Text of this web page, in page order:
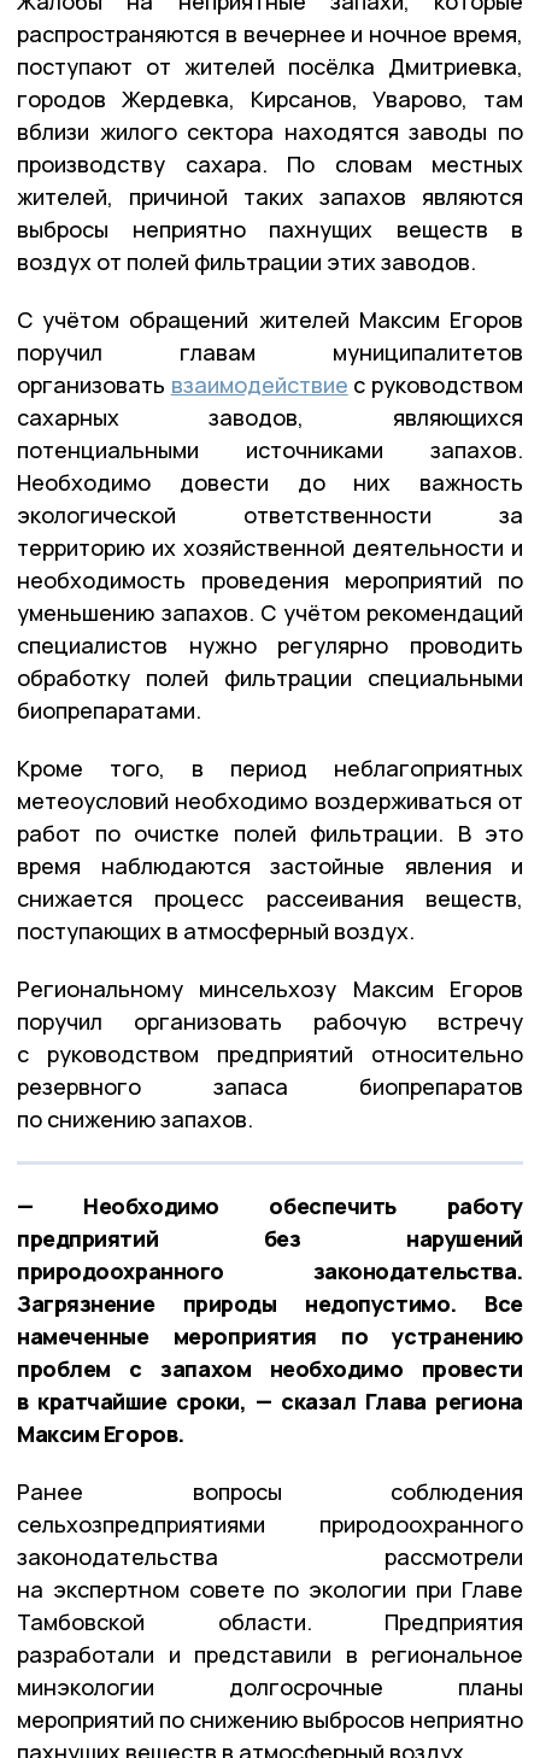
распространяются в вечернее и ночное время,
поступают от жителей посёлка Дмитриевка,
городов Жердевка, Кирсанов, Уварово, там
вблизи жилого сектора находятся заводы по
производству сахара. По словам местных
жителей, причиной таких запахов являются
выбросы неприятно пахнущих веществ в
воздух от полей фильтрации этих заводов.
С учётом обращений жителей Максим Егоров
поручил главам муниципалитетов
организовать взаимодействие с руководством
сахарных заводов, являющихся
потенциальными источниками запахов.
Необходимо довести до них важность
экологической ответственности за
территорию их хозяйственной деятельности и
необходимость проведения мероприятий по
уменьшению запахов. С учётом рекомендаций
специалистов нужно регулярно проводить
обработку полей фильтрации специальными
биопрепаратами.
Кроме того, в период неблагоприятных
метеоусловий необходимо воздерживаться от
работ по очистке полей фильтрации. В это
время наблюдаются застойные явления и
снижается процесс рассеивания веществ,
поступающих в атмосферный воздух.
Региональному минсельхозу Максим Егоров
поручил организовать рабочую встречу
с руководством предприятий относительно
резервного запаса биопрепаратов
по снижению запахов.
— Необходимо обеспечить работу
предприятий без нарушений
природоохранного законодательства.
Загрязнение природы недопустимо. Все
намеченные мероприятия по устранению
проблем с запахом необходимо провести
в кратчайшие сроки, — сказал Глава региона
Максим Егоров.
Ранее вопросы соблюдения
сельхозпредприятиями природоохранного
законодательства рассмотрели
на экспертном совете по экологии при Главе
Тамбовской области. Предприятия
разработали и представили в региональное
минэкологии долгосрочные планы
мероприятий по снижению выбросов неприятно
пахнущих веществ в атмосферный воздух.